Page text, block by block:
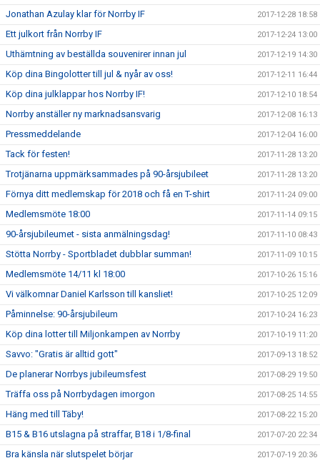
Jonathan Azulay klar för Norrby IF 2017-12-28 18:58
Ett julkort från Norrby IF 2017-12-24 13:00
Uthämtning av beställda souvenirer innan jul 2017-12-19 14:30
Köp dina Bingolotter till jul & nyår av oss! 2017-12-11 16:44
Köp dina julklappar hos Norrby IF! 2017-12-10 18:54
Norrby anställer ny marknadsansvarig 2017-12-08 16:13
Pressmeddelande 2017-12-04 16:00
Tack för festen! 2017-11-28 13:20
Trotjänarna uppmärksammades på 90-årsjubileet 2017-11-28 13:20
Förnya ditt medlemskap för 2018 och få en T-shirt 2017-11-24 09:00
Medlemsmöte 18:00 2017-11-14 09:15
90-årsjubileumet - sista anmälningsdag! 2017-11-10 08:43
Stötta Norrby - Sportbladet dubblar summan! 2017-11-09 10:15
Medlemsmöte 14/11 kl 18:00 2017-10-26 15:16
Vi välkomnar Daniel Karlsson till kansliet! 2017-10-25 12:09
Påminnelse: 90-årsjubileum 2017-10-24 16:23
Köp dina lotter till Miljonkampen av Norrby 2017-10-19 11:20
Savvo: "Gratis är alltid gott" 2017-09-13 18:52
De planerar Norrbys jubileumsfest 2017-08-29 19:50
Träffa oss på Norrbydagen imorgon 2017-08-25 14:55
Häng med till Täby! 2017-08-22 15:20
B15 & B16 utslagna på straffar, B18 i 1/8-final 2017-07-20 22:34
Bra känsla när slutspelet börjar 2017-07-19 20:36